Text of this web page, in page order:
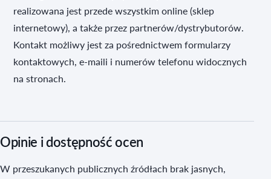
realizowana jest przede wszystkim online (sklep
internetowy), a także przez partnerów/dystrybutorów.
Kontakt możliwy jest za pośrednictwem formularzy
kontaktowych, e‑maili i numerów telefonu widocznych
na stronach.
Opinie i dostępność ocen
W przeszukanych publicznych źródłach brak jasnych,